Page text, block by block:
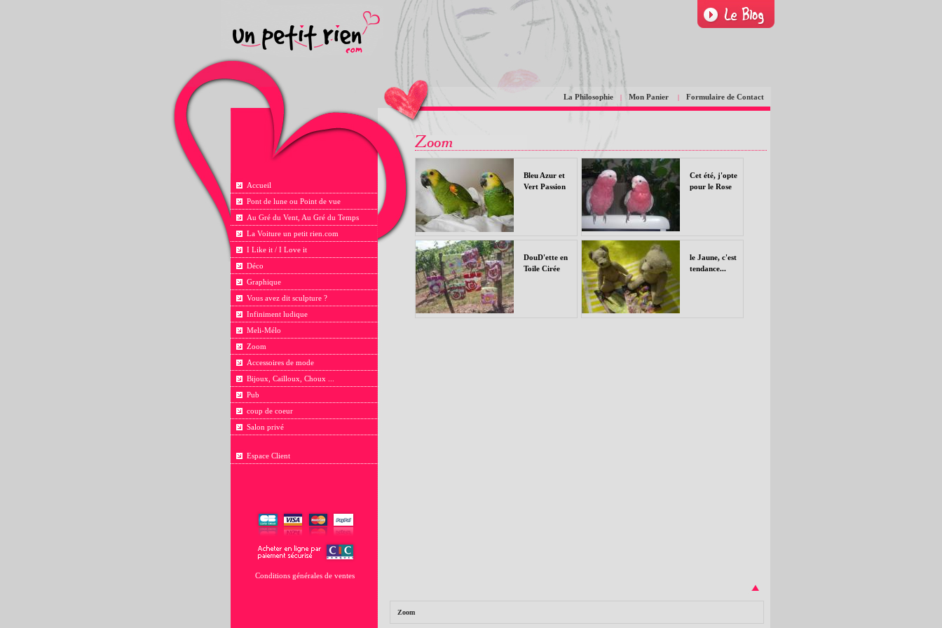
La Philosophie | Mon Panier | Formulaire de Contact
Accueil
Pont de lune ou Point de vue
Au Gré du Vent, Au Gré du Temps
La Voiture un petit rien.com
I Like it / I Love it
Déco
Graphique
Vous avez dit sculpture ?
Infiniment ludique
Meli-Mélo
Zoom
Accessoires de mode
Bijoux, Cailloux, Choux ...
Pub
coup de coeur
Salon privé
Espace Client
Conditions générales de ventes
Bleu Azur et
Vert Passion
Cet été, j'opte
pour le Rose
DouD'ette en
Toile Cirée
le Jaune, c'est
tendance...
Zoom